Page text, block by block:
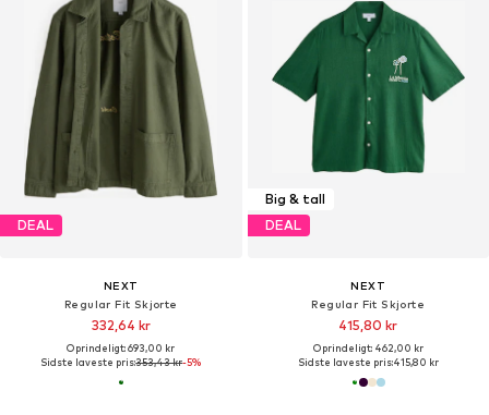
DEAL
NEXT
Regular Fit Skjorte
332,64 kr
Oprindeligt: 693,00 kr
Sidste laveste pris:353,43 kr-5%
Big & tall
DEAL
NEXT
Regular Fit Skjorte
415,80 kr
Oprindeligt: 462,00 kr
Sidste laveste pris:415,80 kr